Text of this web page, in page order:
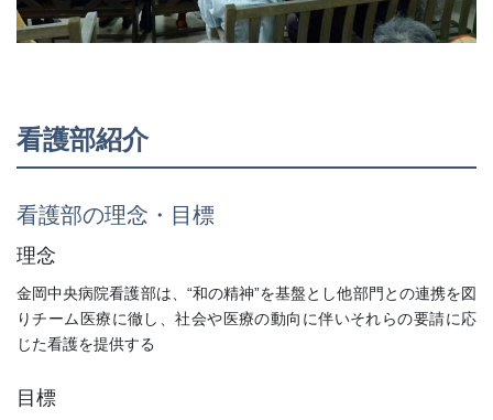
看護部紹介
看護部の理念・目標
理念
金岡中央病院看護部は、“和の精神”を基盤とし他部門との連携を図
りチーム医療に徹し、社会や医療の動向に伴いそれらの要請に応
じた看護を提供する
目標